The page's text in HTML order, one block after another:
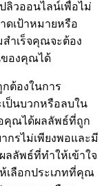
ลิวออนไลน์เพื่อไม่
เป้าหมายหรือ
ำเร็จคุณจะต้อง
ของคุณได้
ต้องในการ
ป็นบวกหรือลบใน
คุณได้ผลลัพธ์ที่ถูก
กรไม่เพียงพอและมี
ลลัพธ์ที่ทำให้เข้าใจ
เลือกประเภทที่คุณ